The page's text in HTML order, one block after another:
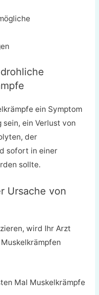
ein Symptom
ein Verlust von
der
sofort in einer
sollte.
Ursache von
wird Ihr Arzt
Mal Muskelkrämpfe